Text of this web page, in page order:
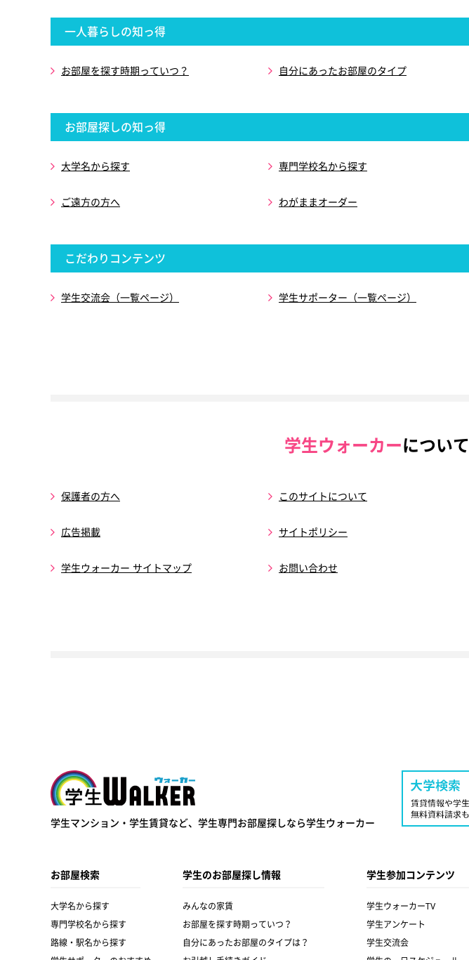
一人暮らしの知っ得
お部屋を探す時期っていつ？ 自分にあったお部屋のタイプ
お部屋探しの知っ得
大学名から探す 専門学校名から探す
ご遠方の方へ わがままオーダー
こだわりコンテンツ
学生交流会（一覧ページ） 学生サポーター（一覧ページ）
学生ウォーカーについて
保護者の方へ このサイトについて
広告掲載 サイトポリシー
学生ウォーカー サイトマップ お問い合わせ
学生ウォーカー
学生マンション・学生賃貸など、 学生専門お部屋探しなら学生ウォーカー
お部屋検索
大学名から探す
専門学校名から探す
路線・駅名から探す
学生のお部屋探し情報
みんなの家賃
お部屋を探す時期っていつ？
自分にあったお部屋のタイプは？
学生参加コンテンツ
学生ウォーカーTV
学生アンケート
学生交流会